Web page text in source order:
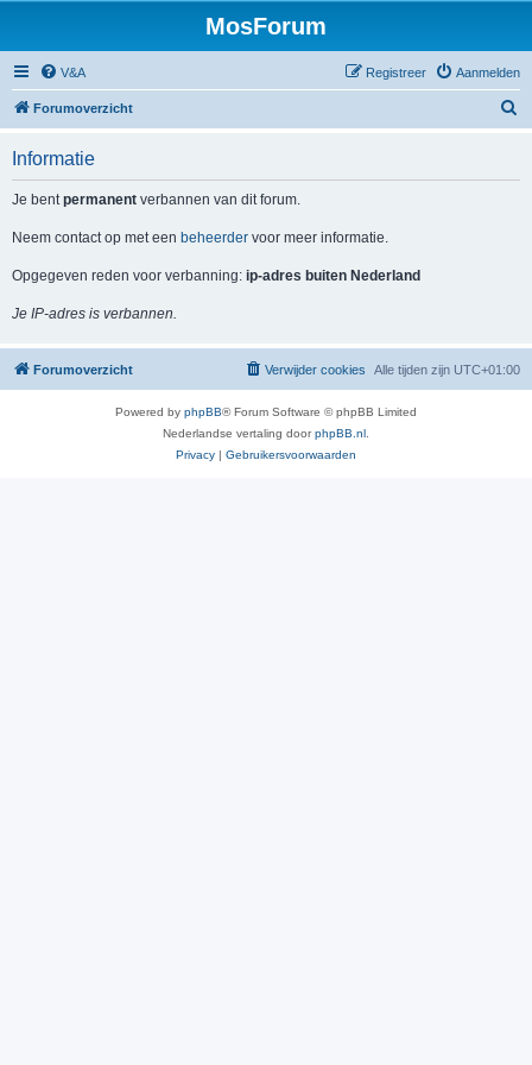
MosForum
V&A Aanmelden
Registreer
Forumoverzicht
Informatie
Je bentpermanent verbannen van dit forum.
Neem contact op met een beheerder voor meer informatie.
Opgegeven reden voor verbanning: ip-adres buiten Nederland
Je IP-adres is verbannen.
Forumoverzicht Alle tijden zijn UTC+01:00
Verwijder cookies
Powered by phpBB® Forum Software © phpBB Limited
Nederlandse vertaling doorphpBB.nl
Privacy | Gebruikersvoorwaarden